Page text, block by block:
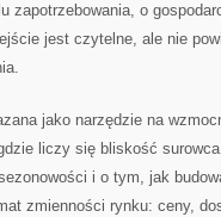
zapotrzebowania, o
jest czytelne, ale nie
jako narzędzie na
liczy się bliskość
i o tym, jak
zmienności rynku: ceny,